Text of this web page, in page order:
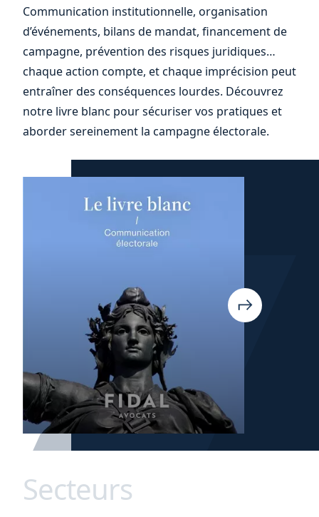
Communication institutionnelle, organisation
d’événements, bilans de mandat, financement de
campagne, prévention des risques juridiques…
chaque action compte, et chaque imprécision peut
entraîner des conséquences lourdes. Découvrez
notre livre blanc pour sécuriser vos pratiques et
aborder sereinement la campagne électorale.
Secteurs